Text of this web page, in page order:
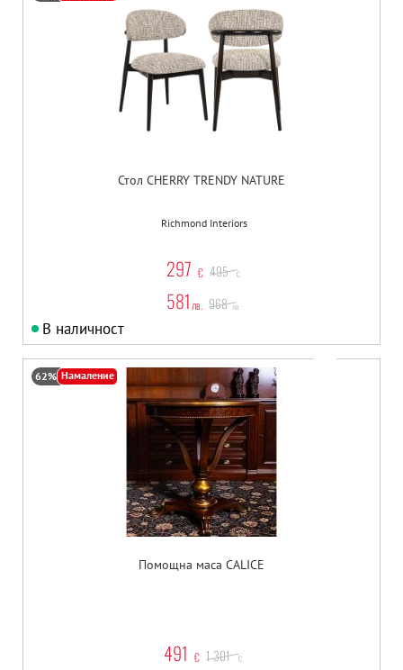
Стол CHERRY TRENDY NATURE
Richmond Interiors
297 € 495 €
581 лв. 968 лв.
В наличност
62% Намаление
Помощна маса CALICE
491 € 1 301 €